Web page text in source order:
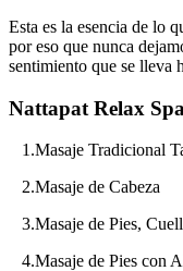
Esta es la esencia de lo
por eso que nunca
sentimiento que se lleva
Nattapat Relax
1.Masaje Tradicional
2.Masaje de Cabeza
3.Masaje de Pies,
4.Masaje de Pies con